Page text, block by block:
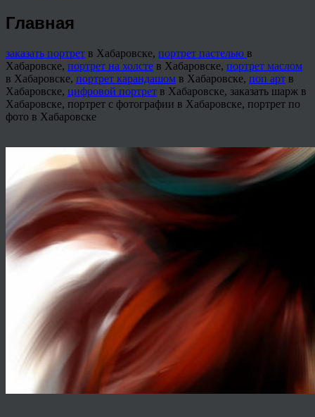
Главная
заказать портрет в Хабаровске, портрет пастелью в
Хабаровске, портрет на холсте в Хабаровске, портрет маслом
в Хабаровске, портрет карандашом в Хабаровске, поп арт в
Хабаровске, цифровой портрет в Хабаровске, заказать шарж в
Хабаровске, портрет с фотографии в Хабаровске, портрет по
фото в Хабаровске